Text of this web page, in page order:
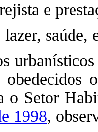
e
saúde,
obedecidos
o Setor
1998,